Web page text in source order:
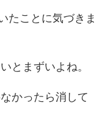
たことに気づきま
とまずいよね。
かったら消して